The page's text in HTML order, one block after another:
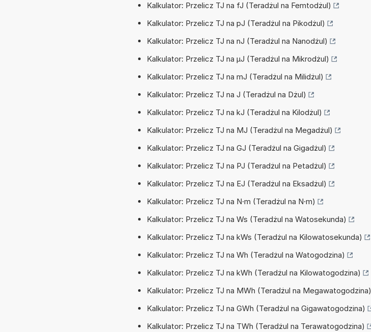
Kalkulator: Przelicz TJ na fJ (Teradżul na Femtodżul)
Kalkulator: Przelicz TJ na pJ (Teradżul na Pikodżul)
Kalkulator: Przelicz TJ na nJ (Teradżul na Nanodżul)
Kalkulator: Przelicz TJ na µJ (Teradżul na Mikrodżul)
Kalkulator: Przelicz TJ na mJ (Teradżul na Milidżul)
Kalkulator: Przelicz TJ na J (Teradżul na Dżul)
Kalkulator: Przelicz TJ na kJ (Teradżul na Kilodżul)
Kalkulator: Przelicz TJ na MJ (Teradżul na Megadżul)
Kalkulator: Przelicz TJ na GJ (Teradżul na Gigadżul)
Kalkulator: Przelicz TJ na PJ (Teradżul na Petadżul)
Kalkulator: Przelicz TJ na EJ (Teradżul na Eksadżul)
Kalkulator: Przelicz TJ na N·m (Teradżul na N·m)
Kalkulator: Przelicz TJ na Ws (Teradżul na Watosekunda)
Kalkulator: Przelicz TJ na kWs (Teradżul na Kilowatosekunda)
Kalkulator: Przelicz TJ na Wh (Teradżul na Watogodzina)
Kalkulator: Przelicz TJ na kWh (Teradżul na Kilowatogodzina)
Kalkulator: Przelicz TJ na MWh (Teradżul na Megawatogodzina)
Kalkulator: Przelicz TJ na GWh (Teradżul na Gigawatogodzina)
Kalkulator: Przelicz TJ na TWh (Teradżul na Terawatogodzina)